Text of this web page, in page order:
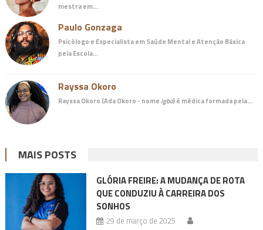
mestra em…
Paulo Gonzaga
Psicólogo e Especialista em Saúde Mental e Atenção Básica
pela Escola…
Rayssa Okoro
Rayssa Okoro (Ada Okoro - nome igbo) é médicaformada pela…
MAIS POSTS
GLÓRIA FREIRE: A MUDANÇA DE ROTA
QUE CONDUZIU À CARREIRA DOS
SONHOS
29 de março de 2025